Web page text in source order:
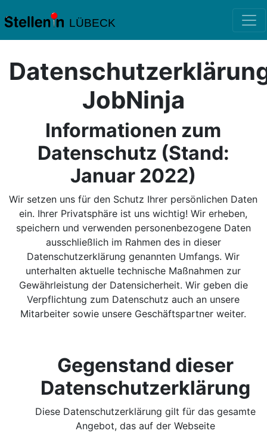
LÜBECK
JobNinja
Informationen zum
Datenschutz (Stand:
Januar 2022)
Wir setzen uns für den Schutz Ihrer persönlichen Daten
ein. Ihrer Privatsphäre ist uns wichtig! Wir erheben,
speichern und verwenden personenbezogene Daten
ausschließlich im Rahmen des in dieser
Datenschutzerklärung genannten Umfangs. Wir
unterhalten aktuelle technische Maßnahmen zur
Gewährleistung der Datensicherheit. Wir geben die
Verpflichtung zum Datenschutz auch an unsere
Mitarbeiter sowie unsere Geschäftspartner weiter.
Gegenstand dieser
Datenschutzerklärung
Diese Datenschutzerklärung gilt für das gesamte
Angebot, das auf der Webseite